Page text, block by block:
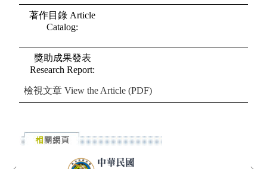
著作目錄 Article
Catalog:
獎助成果發表
Research Report:
檢視文章 View the Article (PDF)